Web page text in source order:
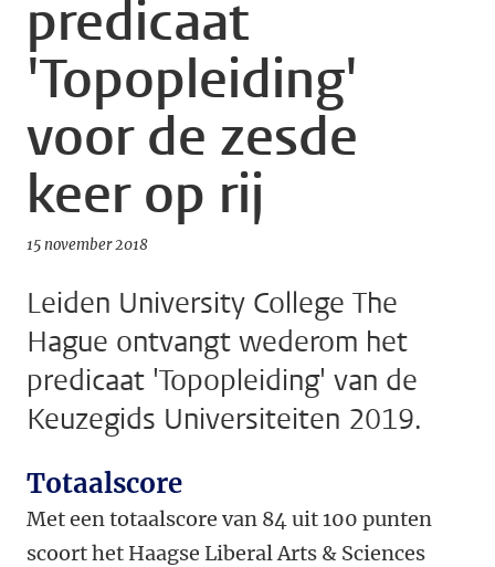
predicaat
'Topopleiding'
voor de zesde
keer op rij
15 november 2018
Leiden University College The
Hague ontvangt wederom het
predicaat 'Topopleiding' van de
Keuzegids Universiteiten 2019.
Totaalscore
Met een totaalscore van 84 uit 100 punten
scoort het Haagse Liberal Arts & Sciences